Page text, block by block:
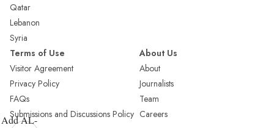
Qatar
Lebanon
Syria
Terms of Use
Visitor Agreement
Privacy Policy
FAQs
Submissions and Discussions Policy
About Us
About
Journalists
Team
Careers
Add AL-